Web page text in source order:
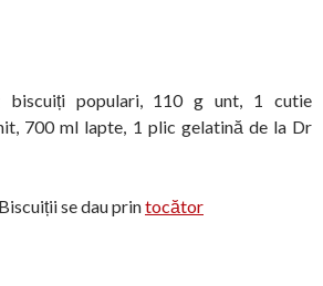
biscuiți populari, 110 g unt, 1 cutie
700 ml lapte, 1 plic gelatină de la Dr
Biscuiții se dau printocător